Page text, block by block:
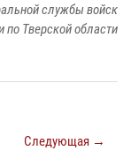
службы войск
Тверской области
Следующая →